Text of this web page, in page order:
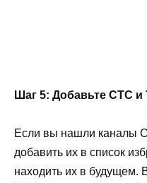
Шаг 5: Добавьте СТС
Если вы нашли каналы
добавить их в список
находить их в будущем.